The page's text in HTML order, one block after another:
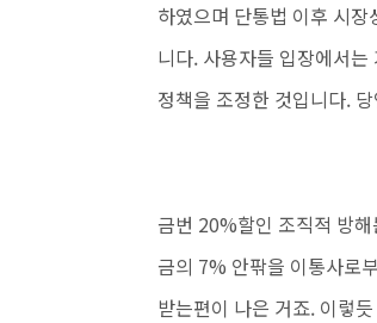
하였으며 단통법 이후 시
니다. 사용자들 입장에서
정책을 조정한 것입니다.
금번 20%할인 조직적 방
금의 7% 안팎을 이통사로
받는편이 나은 거죠. 이렇